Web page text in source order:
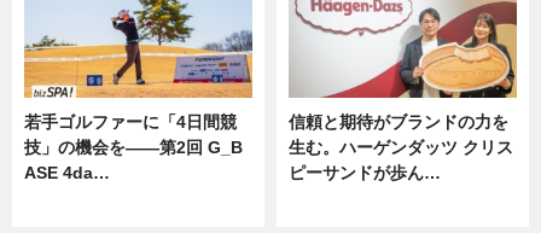
若手ゴルファーに「4日間競
技」の機会を——第2回 G_B
ASE 4da…
信頼と期待がブランドの力を
生む。ハーゲンダッツ クリス
ピーサンドが歩ん…